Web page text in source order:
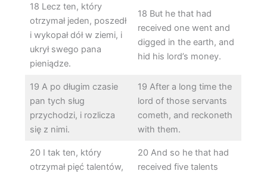
18 Lecz ten, który
otrzymał jeden, poszedł
i wykopał dół w ziemi, i
ukrył swego pana
pieniądze.
18 But he that had
received one went and
digged in the earth, and
hid his lord’s money.
19 A po długim czasie
pan tych sług
przychodzi, i rozlicza
się z nimi.
19 After a long time the
lord of those servants
cometh, and reckoneth
with them.
20 I tak ten, który
otrzymał pięć talentów,
20 And so he that had
received five talents